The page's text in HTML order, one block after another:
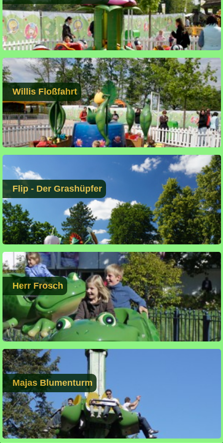
Willis Floßfahrt
Flip - Der Grashüpfer
Herr Frosch
Majas Blumenturm